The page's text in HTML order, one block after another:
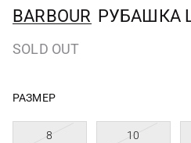
BARBOUR РУБАШКА
SOLD OUT
РАЗМЕР
8 10